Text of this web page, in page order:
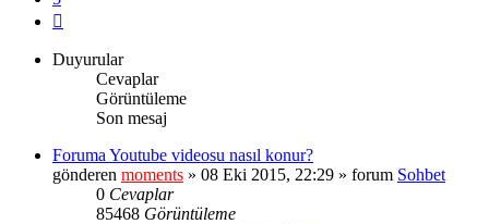
Duyurular
Cevaplar
Görüntüleme
Son mesaj
Foruma Youtube videosu nasıl konur?
gönderen moments » 08 Eki 2015, 22:29 » forum Sohbet
0 Cevaplar
85468 Görüntüleme